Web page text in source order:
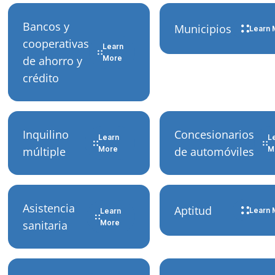
Bancos y
cooperativas
de ahorro y
crédito
Learn
More
Municipios Learn
Inquilino
múltiple
Learn
More
Concesionarios
de automóviles
Asistencia
sanitaria
Learn
More
Aptitud Learn